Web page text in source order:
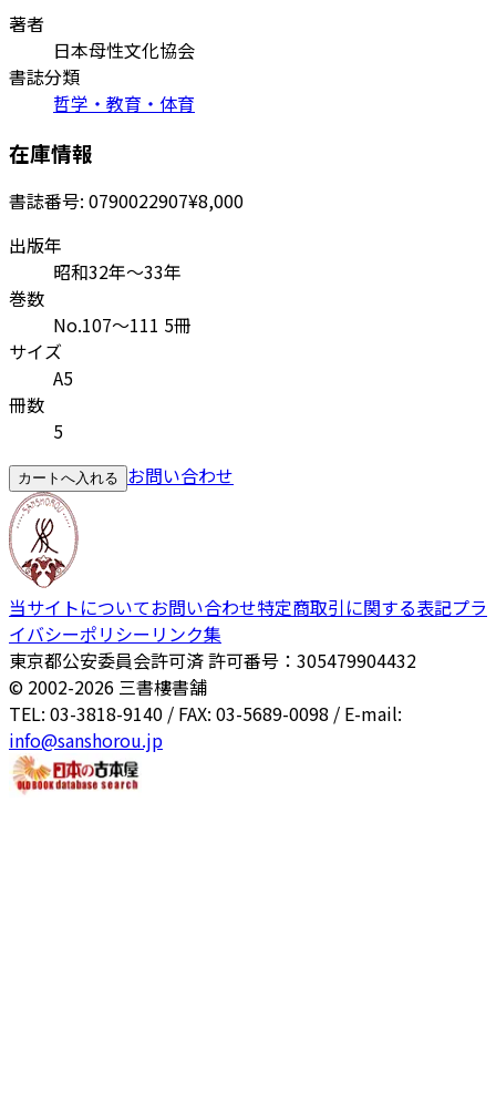
著者
日本母性文化協会
書誌分類
哲学・教育・体育
在庫情報
書誌番号: 0790022907¥8,000
出版年
昭和32年〜33年
巻数
No.107～111 5冊
サイズ
A5
冊数
5
カートへ入れる お問い合わせ
当サイトについてお問い合わせ特定商取引に関する表記プラ
イバシーポリシー リンク集
東京都公安委員会許可済 許可番号：305479904432
© 2002-2026 三書樓書舗
TEL: 03-3818-9140 / FAX: 03-5689-0098 / E-mail:
info@sanshorou.jp